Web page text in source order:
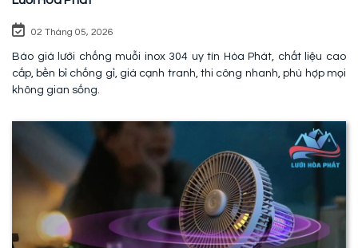
02 Tháng 05, 2026
Báo giá lưới chống muỗi inox 304 uy tín Hòa Phát, chất liệu cao
cấp, bền bỉ chống gỉ, giá cạnh tranh, thi công nhanh, phù hợp mọi
không gian sống.